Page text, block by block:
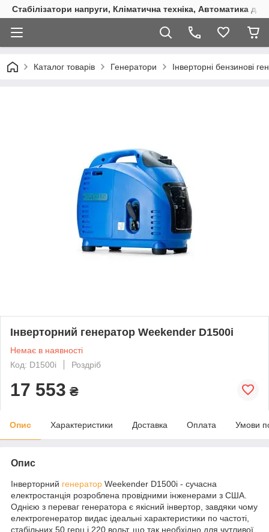
Стабілізатори напруги, Кліматична техніка, Автоматика
Каталог товарів Генератори Інверторні бензинові
Інверторний генератор Weekender D1500i
Немає в наявності
Код: D1500i
Роздріб
17 553 ₴
Опис Характеристики Доставка Оплата Умови
Опис
Інверторний генератор Weekender D1500i - сучасна
електростанція розроблена провідними інженерами з США.
Однією з переваг генератора є якісний інвертор, завдяки чому
електрогенератор видає ідеальні характеристики по частоті,
стабільних 50 герц і 220 вольт, що так необхідно для чутливої